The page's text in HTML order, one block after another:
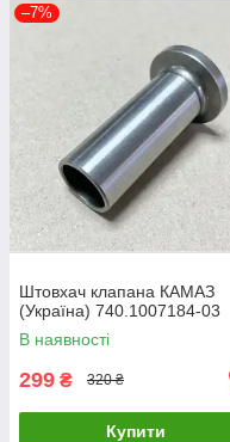
–7%
Штовхач клапана КАМАЗ
(Україна) 740.1007184-03
В наявності
299 ₴ 320 ₴
Купити